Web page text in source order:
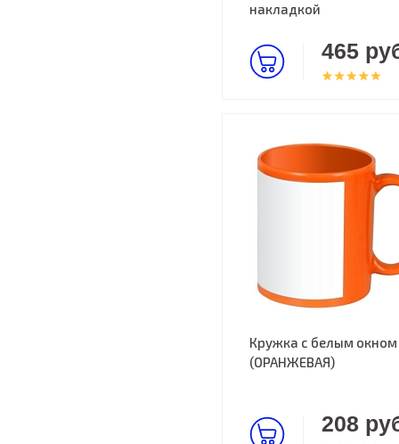
накладкой
465
Кружка с белым окном
(ОРАНЖЕВАЯ)
208